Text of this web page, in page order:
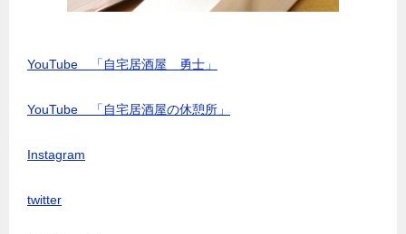
YouTube 「自宅居酒屋 勇士」
YouTube 「自宅居酒屋の休憩所」
Instagram
twitter